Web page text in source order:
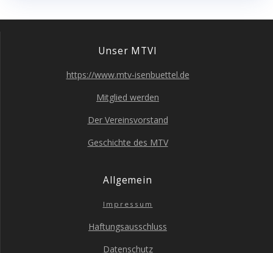
Unser MTVI
https://www.mtv-isenbuettel.de
Mit­glied werden
Der Ver­eins­vor­stand
Geschich­te des MTV
All­ge­mein
Impres­sum
Haf­tungs­aus­schluss
Daten­schutz